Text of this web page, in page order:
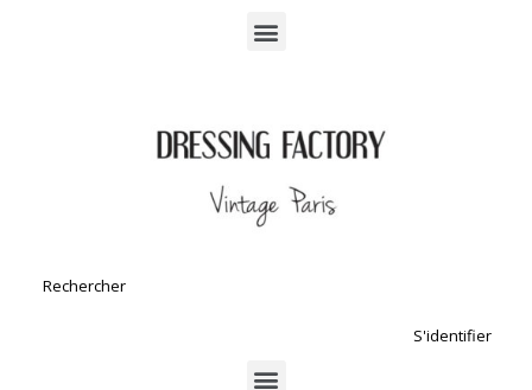
S'identifier